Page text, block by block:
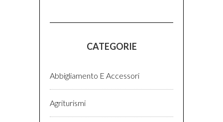
CATEGORIE
Abbigliamento E Accessori
Agriturismi